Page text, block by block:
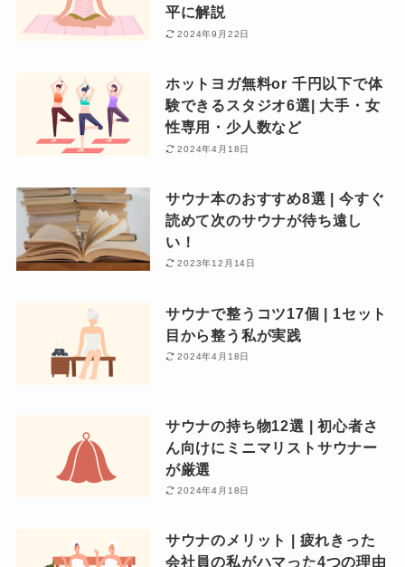
平に解説
2024年9月22日
ホットヨガ無料or 千円以下で体
験できるスタジオ6選| 大手・女
性専用・少人数など
2024年4月18日
サウナ本のおすすめ8選 | 今すぐ
読めて次のサウナが待ち遠し
い！
2023年12月14日
サウナで整うコツ17個 | 1セット
目から整う私が実践
2024年4月18日
サウナの持ち物12選 | 初心者さ
ん向けにミニマリストサウナー
が厳選
2024年4月18日
サウナのメリット | 疲れきった
会社員の私がハマった4つの理由